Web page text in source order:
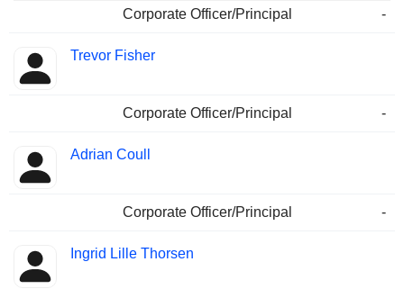
Corporate Officer/Principal
-
Trevor Fisher
Corporate Officer/Principal -
Adrian Coull
Corporate Officer/Principal -
Ingrid Lille Thorsen